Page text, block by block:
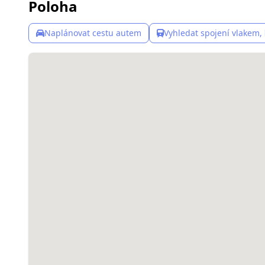
Poloha
Naplánovat cestu autem Vyhledat spojení vlakem,